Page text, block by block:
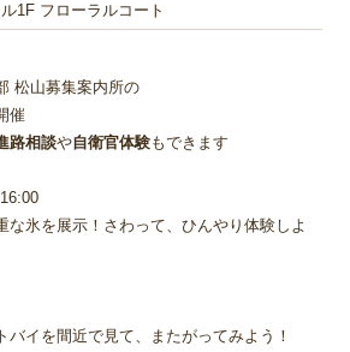
1F フローラルコート
松山募集案内所の
催
路相談や自衛官体験もできます
な氷を展示！さわって、ひんやり体験しよ
バイを間近で見て、またがってみよう！